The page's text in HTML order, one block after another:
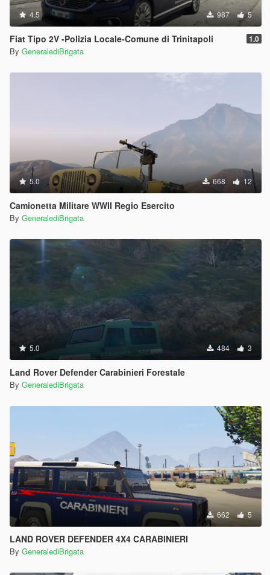
4.5 987 5
Fiat Tipo 2V -Polizia Locale-Comune di Trinitapoli 1.0
By GeneralediBrigata
5.0 668 12
Camionetta Militare WWII Regio Esercito
By GeneralediBrigata
5.0 484 3
Land Rover Defender Carabinieri Forestale
By GeneralediBrigata
662 5
LAND ROVER DEFENDER 4X4 CARABINIERI
By GeneralediBrigata